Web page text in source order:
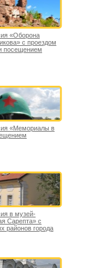
«Оборона
с проездом
посещением
«Мемориалы в
в музей-
Сарепта» с
районов города